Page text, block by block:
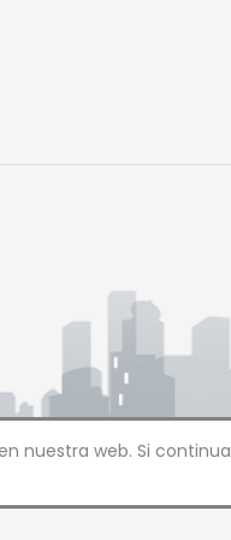
nuestra web. Si continua